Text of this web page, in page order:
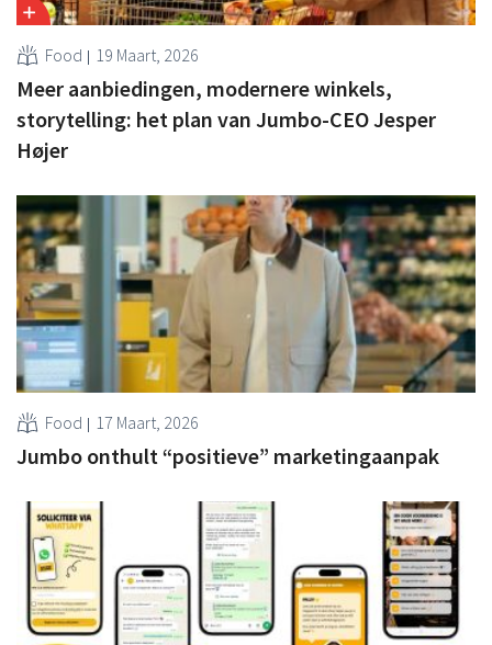
Food 19 Maart, 2026
Meer aanbiedingen, modernere winkels,
storytelling: het plan van Jumbo-CEO Jesper
Højer
Food 17 Maart, 2026
Jumbo onthult “positieve” marketingaanpak